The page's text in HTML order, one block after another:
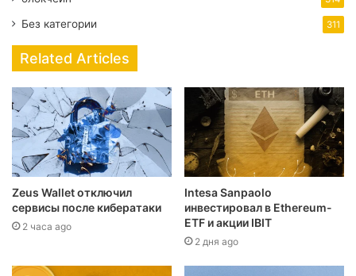
Без категории 311
Related Articles
Zeus Wallet отключил
сервисы после кибератаки
2 часа ago
Intesa Sanpaolo
инвестировал в Ethereum-
ETF и акции IBIT
2 дня ago